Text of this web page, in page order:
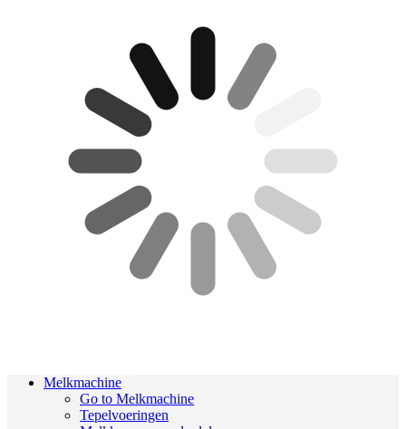
Melkmachine
Go to Melkmachine
Tepelvoeringen